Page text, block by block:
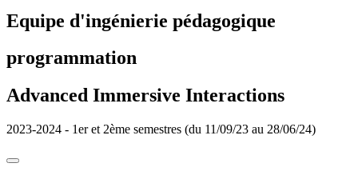
Equipe d'ingénierie pédagogique
programmation
Advanced Immersive Interactions
2023-2024 - 1er et 2ème semestres (du 11/09/23 au 28/06/24)